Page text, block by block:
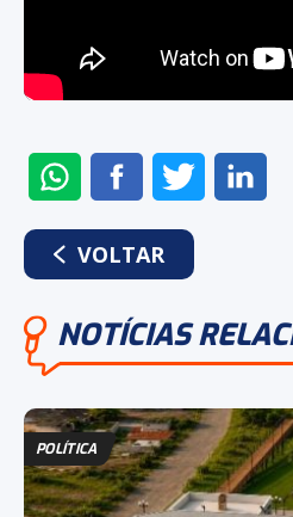
ENVIAR
NO
WHATSAPP
COMPARTILHAR
NO
FACEBOOK
NO
VOLTAR
NOTÍCIAS
POLÍTICA